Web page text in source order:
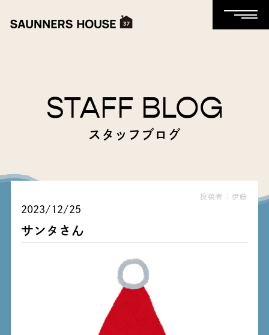
STAFF BLOG
スタッフブログ
投稿者：伊藤
2023/12/25
サンタさん